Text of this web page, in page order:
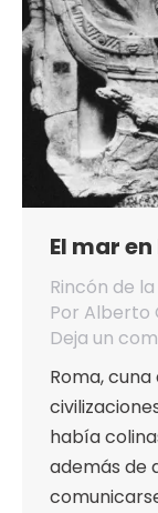
El mar
Rincón de
Por Alberto
Deja un
Roma,
había
además de